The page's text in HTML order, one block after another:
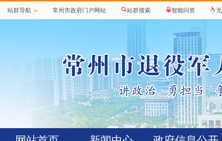
站群导航 常州市政府门户网站 站群搜索 智能问答